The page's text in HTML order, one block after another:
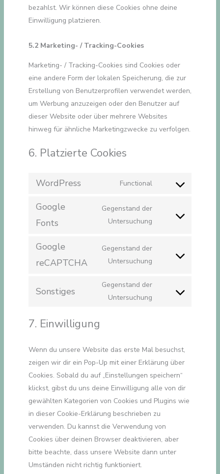
bezahlst. Wir können diese Cookies ohne deine
Einwilligung platzieren.
5.2 Marketing- / Tracking-Cookies
Marketing- / Tracking-Cookies sind Cookies oder
eine andere Form der lokalen Speicherung, die zur
Erstellung von Benutzerprofilen verwendet werden,
um Werbung anzuzeigen oder den Benutzer auf
dieser Website oder über mehrere Websites
hinweg für ähnliche Marketingzwecke zu verfolgen.
6. Platzierte Cookies
WordPress Functional
Consent
service
Google
Fonts
Gegenstand der
Untersuchung
Consent
google-
Google
reCAPTCHA
Gegenstand der
Untersuchung
Consent
Sonstiges
Gegenstand der
Untersuchung
Consent
7. Einwilligung
Wenn du unsere Website das erste Mal besuchst,
zeigen wir dir ein Pop-Up mit einer Erklärung über
Cookies. Sobald du auf „Einstellungen speichern“
klickst, gibst du uns deine Einwilligung alle von dir
gewählten Kategorien von Cookies und Plugins wie
in dieser Cookie-Erklärung beschrieben zu
verwenden. Du kannst die Verwendung von
Cookies über deinen Browser deaktivieren, aber
bitte beachte, dass unsere Website dann unter
Umständen nicht richtig funktioniert.